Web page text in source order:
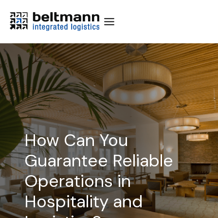
content
How Can You
Guarantee Reliable
Operations in
Hospitality and